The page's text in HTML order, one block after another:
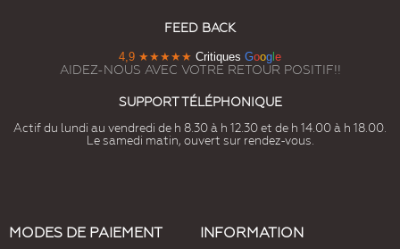
FEED BACK
4,9 ★★★★★ Critiques Google
AIDEZ-NOUS AVEC VOTRE RETOUR POSITIF!!
SUPPORT TÉLÉPHONIQUE
Actif du lundi au vendredi de h 8.30 à h 12.30 et de h 14.00 à h 18.00.
Le samedi matin, ouvert sur rendez-vous.
MODES DE PAIEMENT INFORMATION